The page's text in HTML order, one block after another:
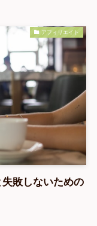
アフィリエイト
敗しないための